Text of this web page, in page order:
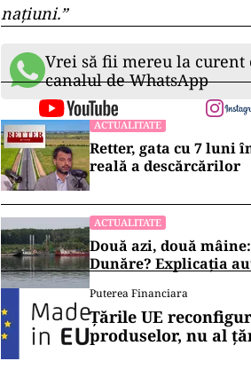
națiuni.”
Vrei să fii mereu la curent
canalul de WhatsApp
ACTUALITATE
Retter, gata cu 7 luni
reală a descărcărilor
ACTUALITATE
Două azi, două
Dunăre? Explicația
Puterea Financiara
Țările UE
produselor, nu al